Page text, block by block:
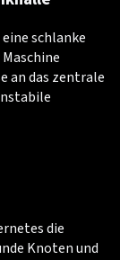
schlanke
an das zentrale
die
Knoten und